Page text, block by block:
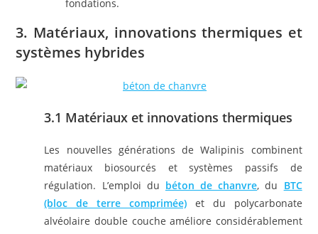
fondations.
3. Matériaux, innovations thermiques et
systèmes hybrides
3.1 Matériaux et innovations thermiques
Les nouvelles générations de Walipinis combinent
matériaux biosourcés et systèmes passifs de
régulation. L’emploi du béton de chanvre, du BTC
(bloc de terre comprimée) et du polycarbonate
alvéolaire double couche améliore considérablement